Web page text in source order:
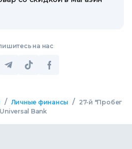
на нас
/ Личные финансы /
27-й "Пробег
Bank